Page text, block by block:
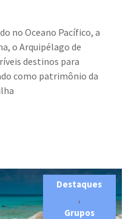
no Oceano Pacífico, a
o Arquipélago de
destinos para
como patrimônio da
Destaques
,
Grupos